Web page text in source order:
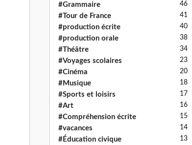
#Grammaire 46
#Tour de France 41
#production écrite 40
#production orale 38
#Théâtre 34
#Voyages scolaires 23
#Cinéma 20
#Musique 18
#Sports et loisirs 17
#Art 16
#Compréhension écrite 15
#vacances 14
#Éducation civique 13